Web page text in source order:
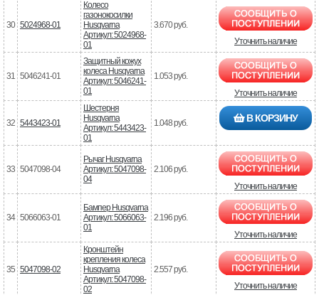
30 5024968-01
Колесо
газонокосилки
Husqvarna
Артикул: 5024968-
01
3.670 руб.
Уточнить наличие
31 5046241-01
Защитный кожух
колеса Husqvarna
Артикул: 5046241-
01
1.053 руб.
Уточнить наличие
32 5443423-01
Шестерня
Husqvarna
Артикул: 5443423-
01
1.048 руб. В КОРЗИНУ
33 5047098-04
Рычаг Husqvarna
Артикул: 5047098-
04
2.106 руб.
Уточнить наличие
34 5066063-01
Бампер Husqvarna
Артикул: 5066063-
01
2.196 руб.
Уточнить наличие
35 5047098-02
Кронштейн
крепления колеса
Husqvarna
Артикул: 5047098-
02
2.557 руб.
Уточнить наличие